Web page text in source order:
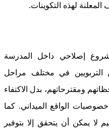
لهذه التكوينات.
إصلاحي داخل المدرسة
التربويين في مختلف مراحل
ومقترحاتهم، بدل الاكتفاء
الواقع الميداني. كما
لا يمكن أن يتحقق إلا بتوفير